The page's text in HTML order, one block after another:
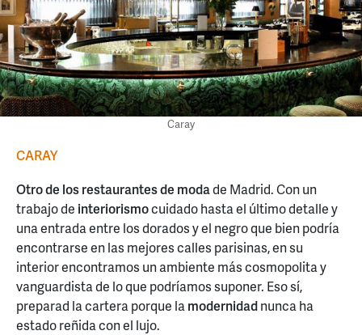
Caray
CARAY
Otro de los restaurantes de modade Madrid. Con un
trabajo de interiorismocuidado hasta el último detalle y
una entrada entre los dorados y el negro que bien podría
encontrarse en las mejores calles parisinas, en su
interior encontramos un ambiente más cosmopolita y
vanguardista de lo que podríamos suponer. Eso sí,
preparad la cartera porque lamodernidadnunca ha
estado reñida con el lujo.